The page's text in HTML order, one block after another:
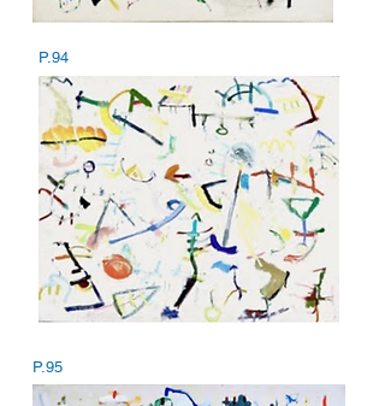
P.94
P.95